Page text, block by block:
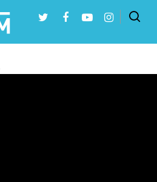
buscar o ESC para cerrar